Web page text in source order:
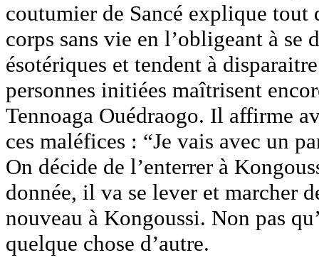
coutumier de Sancé explique tout
corps sans vie en l’obligeant à
ésotériques et tendent à
personnes initiées maîtrisent
Tennoaga Ouédraogo. Il affirme
ces maléfices : “Je vais avec un
On décide de l’enterrer à
donnée, il va se lever et marcher
nouveau à Kongoussi. Non pas
quelque chose d’autre.